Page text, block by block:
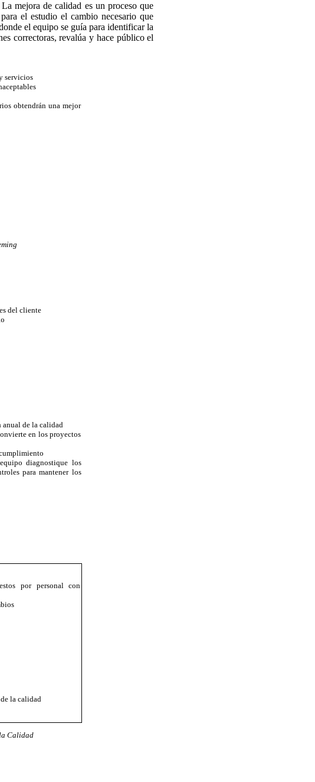
mejora de calidad es un proceso que
el estudio el cambio necesario que
el equipo se guía para identificar la
correctoras, revalúa y hace público el
servicios
obtendrán una mejor
del cliente
anual de la calidad
en los proyectos
diagnostique los
para mantener los
por personal con
la calidad
Calidad